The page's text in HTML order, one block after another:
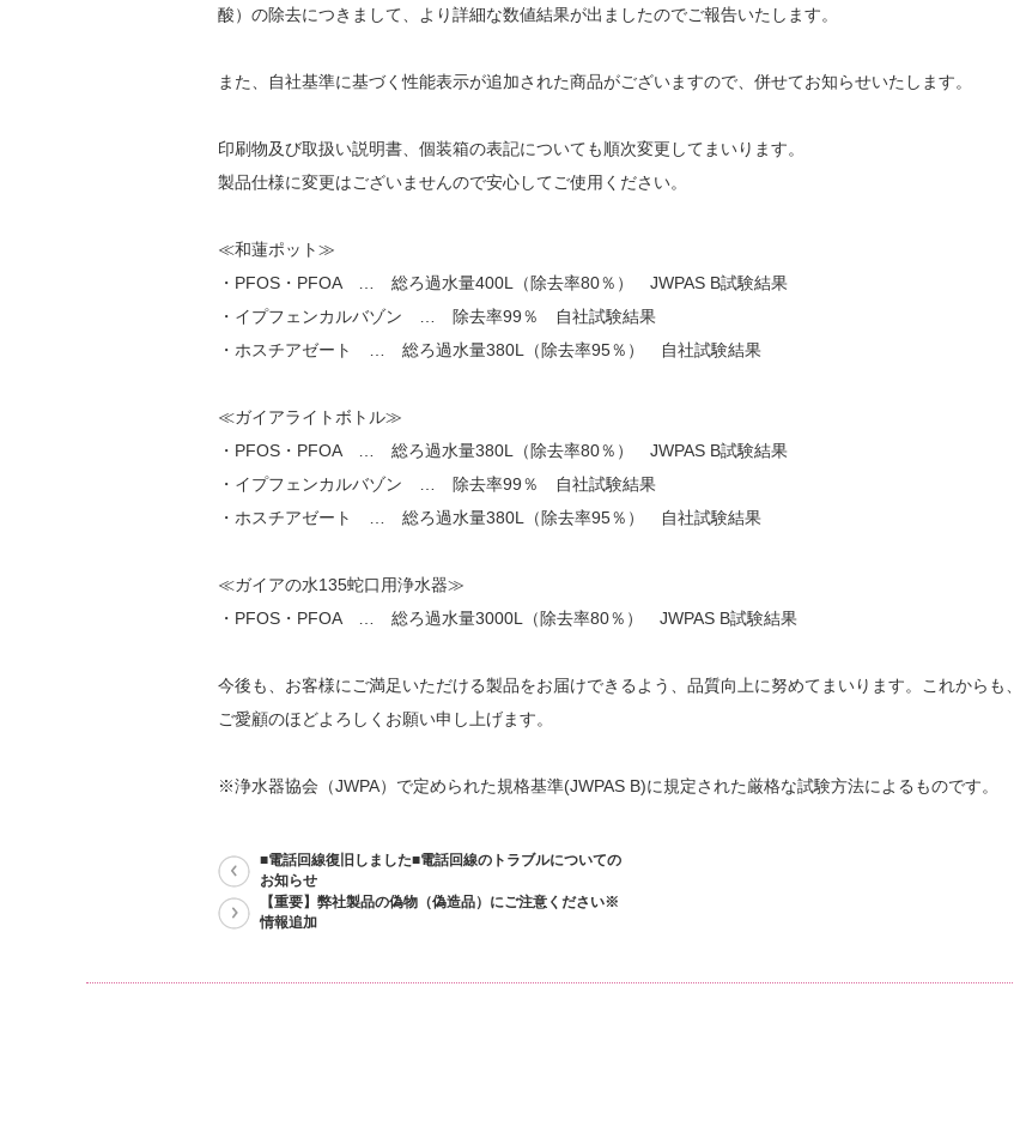
酸）の除去につきまして、より詳細な数値結果が出ましたのでご報告いたします。
また、自社基準に基づく性能表示が追加された商品がございますので、併せてお知らせいたします。
印刷物及び取扱い説明書、個装箱の表記についても順次変更してまいります。
製品仕様に変更はございませんので安心してご使用ください。
≪和蓮ポット≫
・PFOS・PFOA … 総ろ過水量400L（除去率80％） JWPAS B試験結果
・イプフェンカルバゾン … 除去率99％ 自社試験結果
・ホスチアゼート … 総ろ過水量380L（除去率95％） 自社試験結果
≪ガイアライトボトル≫
・PFOS・PFOA … 総ろ過水量380L（除去率80％） JWPAS B試験結果
・イプフェンカルバゾン … 除去率99％ 自社試験結果
・ホスチアゼート … 総ろ過水量380L（除去率95％） 自社試験結果
≪ガイアの水135蛇口用浄水器≫
・PFOS・PFOA … 総ろ過水量3000L（除去率80％） JWPAS B試験結果
今後も、お客様にご満足いただける製品をお届けできるよう、品質向上に努めてまいります。これからも、
ご愛顧のほどよろしくお願い申し上げます。
※浄水器協会（JWPA）で定められた規格基準(JWPAS B)に規定された厳格な試験方法によるものです。
■電話回線復旧しました■電話回線のトラブルについての
お知らせ
【重要】弊社製品の偽物（偽造品）にご注意ください※
情報追加